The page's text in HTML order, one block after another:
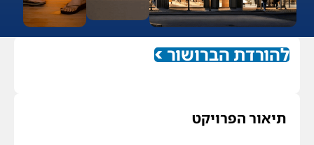
להורדת הברושור >
תיאור הפרויקט